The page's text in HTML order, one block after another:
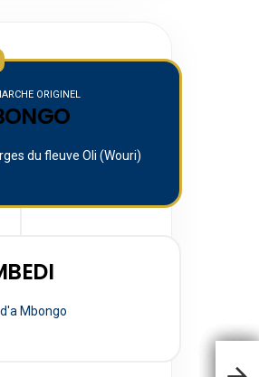
ORIGINEL
du fleuve Oli (Wouri)
Mbongo